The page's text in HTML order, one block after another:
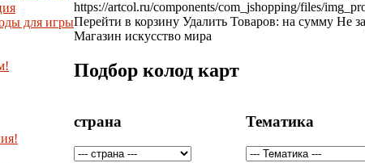
для игры
https://artcol.ru/components/com_jshopping/files/
Перейти в корзину Удалить Товаров: на сумму Не
Магазин искусство мира
Подбор колод карт
страна Тематика